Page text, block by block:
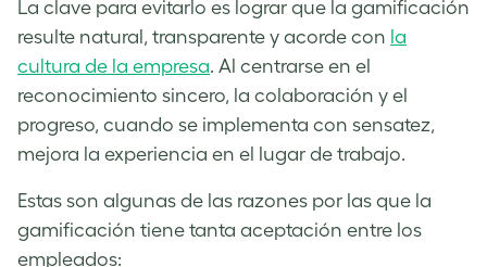
La clave para evitarlo es lograr que la gamificación
resulte natural, transparente y acorde con la
cultura de la empresa. Al centrarse en el
reconocimiento sincero, la colaboración y el
progreso, cuando se implementa con sensatez,
mejora la experiencia en el lugar de trabajo.
Estas son algunas de las razones por las que la
gamificación tiene tanta aceptación entre los
empleados: